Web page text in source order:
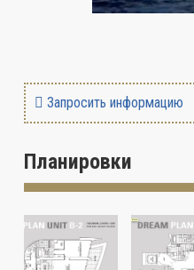
Запросить информацию
Планировки